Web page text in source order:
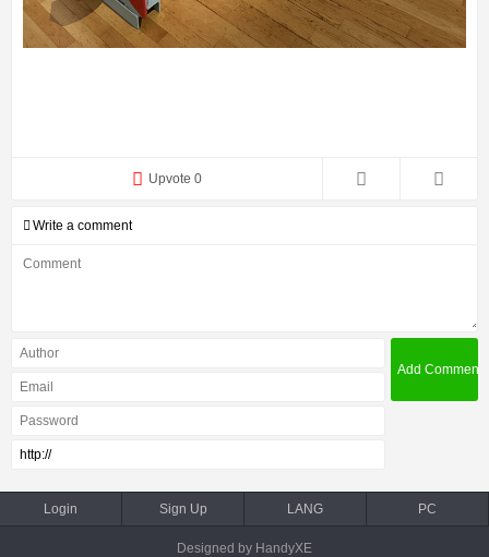
Upvote 0
Write a comment
Login Sign Up LANG PC
Designed by HandyXE